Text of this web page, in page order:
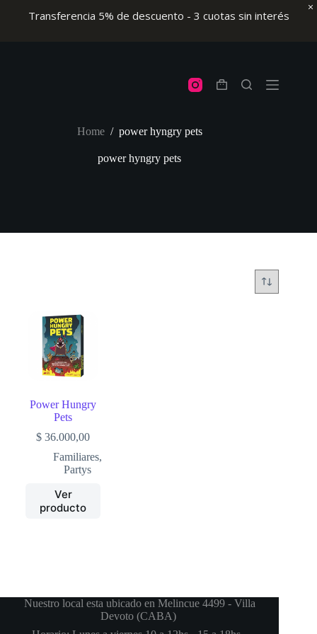
Transferencia 5% de descuento - 3 cuotas sin interés
Shopping
Home / power hyngry pets
power hyngry pets
Power Hungry
Pets
$ 36.000,00
Familiares,
Partys
Ver
producto
Nuestro local esta ubicado en Melincue 4499 - Villa
Devoto (CABA)